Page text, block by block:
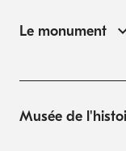
Le monument
Musée de